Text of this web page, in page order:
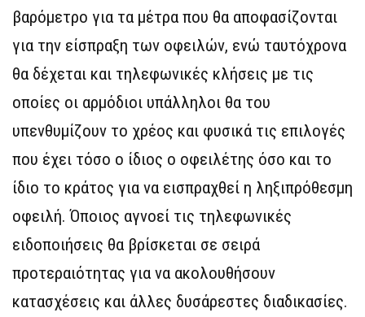
βαρόμετρο για τα μέτρα που θα αποφασίζονται
για την είσπραξη των οφειλών, ενώ ταυτόχρονα
θα δέχεται και τηλεφωνικές κλήσεις με τις
οποίες οι αρμόδιοι υπάλληλοι θα του
υπενθυμίζουν το χρέος και φυσικά τις επιλογές
που έχει τόσο ο ίδιος ο οφειλέτης όσο και το
ίδιο το κράτος για να εισπραχθεί η ληξιπρόθεσμη
οφειλή. Όποιος αγνοεί τις τηλεφωνικές
ειδοποιήσεις θα βρίσκεται σε σειρά
προτεραιότητας για να ακολουθήσουν
κατασχέσεις και άλλες δυσάρεστες διαδικασίες.